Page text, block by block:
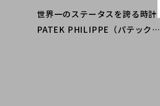
世界一のステータスを誇る時計、
PATEK PHILIPPE（パテックフ